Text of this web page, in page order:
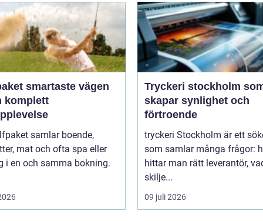
vägen
komplett
samlar boende,
mat och ofta spa eller
i en och samma bokning.
Tryckeri stockholm
skapar synlighet och
förtroende
tryckeri Stockholm är ett
som samlar många frågor:
hittar man rätt leverantör,
skilje...
09 juli 2026